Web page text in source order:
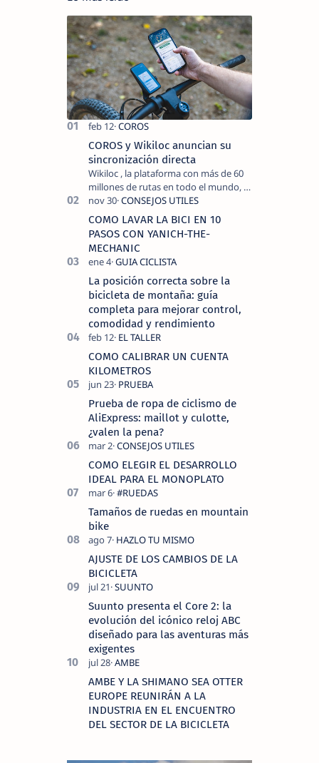
COROS y Wikiloc anuncian su
sincronización directa
Wikiloc , la plataforma con más de 60
millones de rutas en todo el mundo, y
COROS , marca de dispositivos GPS
reconocida mundialmente por su
tecnolo…
COMO LAVAR LA BICI EN 10
PASOS CON YANICH-THE-
MECHANIC
La posición correcta sobre la
bicicleta de montaña: guía
completa para mejorar control,
comodidad y rendimiento
COMO CALIBRAR UN CUENTA
KILOMETROS
Prueba de ropa de ciclismo de
AliExpress: maillot y culotte,
¿valen la pena?
COMO ELEGIR EL DESARROLLO
IDEAL PARA EL MONOPLATO
Tamaños de ruedas en mountain
bike
AJUSTE DE LOS CAMBIOS DE LA
BICICLETA
Suunto presenta el Core 2: la
evolución del icónico reloj ABC
diseñado para las aventuras más
exigentes
AMBE Y LA SHIMANO SEA OTTER
EUROPE REUNIRÁN A LA
INDUSTRIA EN EL ENCUENTRO
DEL SECTOR DE LA BICICLETA